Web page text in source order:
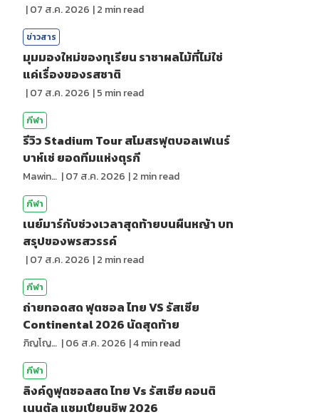
|07 ส.ค. 2026 |2 min read
ข่าวสาร
มุมมองใหม่ของทุเรียน ราชาผลไม้ที่ไม่ใช่
แค่เรื่องของรสชาติ
|07 ส.ค. 2026 |5 min read
กีฬา
รีวิว Stadium Tour สโมสรฟุตบอลเฟเนร์
บาห์เช่ ยอดทีมแห่งตุรกี
Mawin. Pongsuttiyakorn |07 ส.ค. 2026 |2 min read
กีฬา
เนย์มาร์กับช่วงเวลาสุดท้ายบนผืนหญ้า บท
สรุปของพรสวรรค์
|07 ส.ค. 2026 |2 min read
กีฬา
ถ่ายทอดสด ฟุตซอล ไทย VS รัสเซีย
Continental 2026 นัดสุดท้าย
ภิญโญ ส่องแสง |06 ส.ค. 2026 |4min read
กีฬา
ลิงค์ดูฟุตซอลสด ไทย Vs รัสเซีย คอนติ
เนนตัล แชมเปียนชิพ 2026